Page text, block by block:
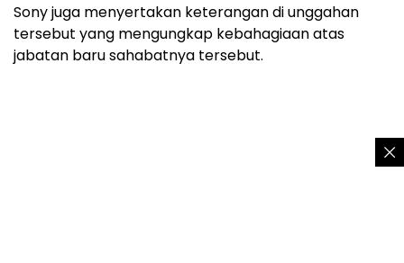
Sony juga menyertakan keterangan di unggahan
tersebut yang mengungkap kebahagiaan atas
jabatan baru sahabatnya tersebut.